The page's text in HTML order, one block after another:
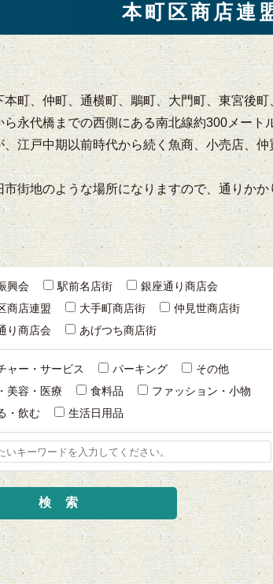
本町区商店連
町、仲町、通横町、鵰町、大門町、東宮後
永代橋までの西側にある南北線約300メー
江戸中期以前時代から続く魚商、小売店、
街地のような場所になりますので、通りか
興会 駅前名店街
銀座通り商店会
商店連盟
大手町商店街
仲見世商店街
り商店会
あげつち商店街
ャー・サービス パーキング
その他
美容・医療
食料品
ファッション・小物
・飲む
生活日用品